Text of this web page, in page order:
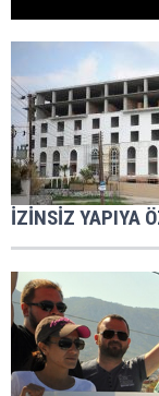
İZİNSİZ YAPIYA